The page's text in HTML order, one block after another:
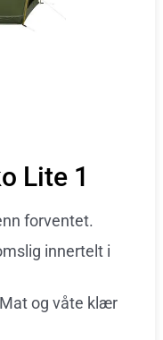
Lite 1
forventet.
innertelt i
og våte klær